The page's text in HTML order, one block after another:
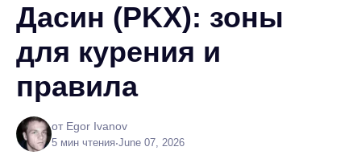
Дасин (PKX): зоны
для курения и
правила
от Egor Ivanov
5 мин чтения•June 07, 2026